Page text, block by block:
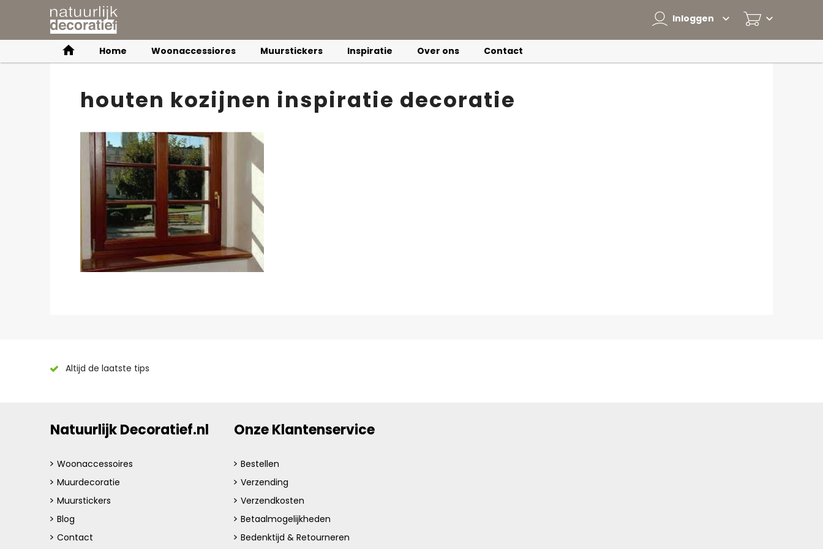
Inloggen
Home Woonaccessiores Muurstickers Inspiratie Over ons Contact
houten kozijnen inspiratie decoratie
Altijd de laatste tips
Natuurlijk Decoratief.nl
Woonaccessoires
Muurdecoratie
Muurstickers
Blog
Contact
Onze Klantenservice
Bestellen
Verzending
Verzendkosten
Betaalmogelijkheden
Bedenktijd & Retourneren